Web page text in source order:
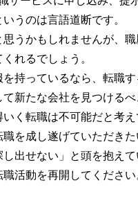
うのは言語道断です。
うかもしれませんが、
れるでしょう。
持っているなら、転職
新たな会社を見つけるべ
く転職は不可能だと考
を成し遂げていただきた
出せない」と頭を抱え
活動を再開してください